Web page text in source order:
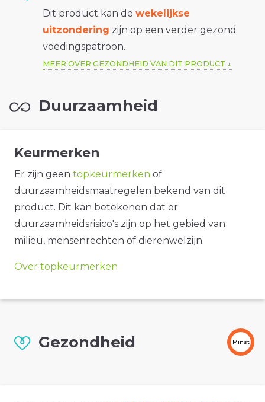
Dit product kan de wekelijkse
uitzondering zijn op een verder gezond
voedingspatroon.
MEER OVER GEZONDHEID VAN DIT PRODUCT
Duurzaamheid
Keurmerken
Er zijn geen topkeurmerken of
duurzaamheidsmaatregelen bekend van dit
product. Dit kan betekenen dat er
duurzaamheidsrisico's zijn op het gebied van
milieu, mensenrechten of dierenwelzijn.
Over topkeurmerken
Gezondheid Minst